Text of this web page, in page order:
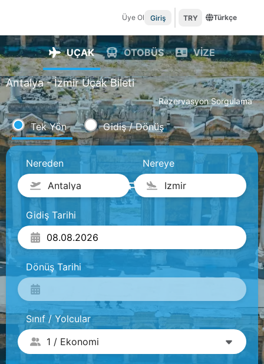
Üye Ol Giriş TRY Türkçe
UÇAK OTOBÜS VİZE
Antalya - İzmir Uçak Bileti
Tek Yön Gidiş / Dönüş
Rezervasyon Sorgulama
Nereden
Antalya
Nereye
Izmir
Gidiş Tarihi
Dönüş Tarihi
Sınıf / Yolcular